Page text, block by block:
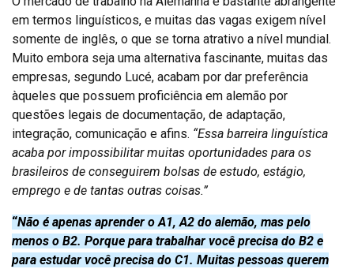
em termos linguísticos, e muitas das vagas exigem nível
somente de inglês, o que se torna atrativo a nível mundial.
Muito embora seja uma alternativa fascinante, muitas das
empresas, segundo Lucé, acabam por dar preferência
àqueles que possuem proficiência em alemão por
questões legais de documentação, de adaptação,
integração, comunicação e afins. “Essa barreira linguística
acaba por impossibilitar muitas oportunidades para os
brasileiros de conseguirem bolsas de estudo, estágio,
emprego e de tantas outras coisas.”
“Não é apenas aprender o A1, A2 do alemão, mas pelo
menos o B2. Porque para trabalhar você precisa do B2 e
para estudar você precisa do C1. Muitas pessoas querem